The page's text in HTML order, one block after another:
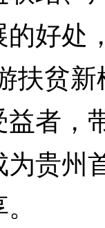
好处
扶贫
者，
贵州